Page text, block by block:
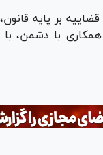
بر پایه
با دشمن،